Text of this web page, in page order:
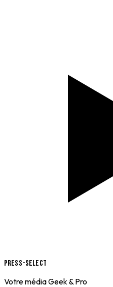
Press-Select
Votre média Geek & Pro